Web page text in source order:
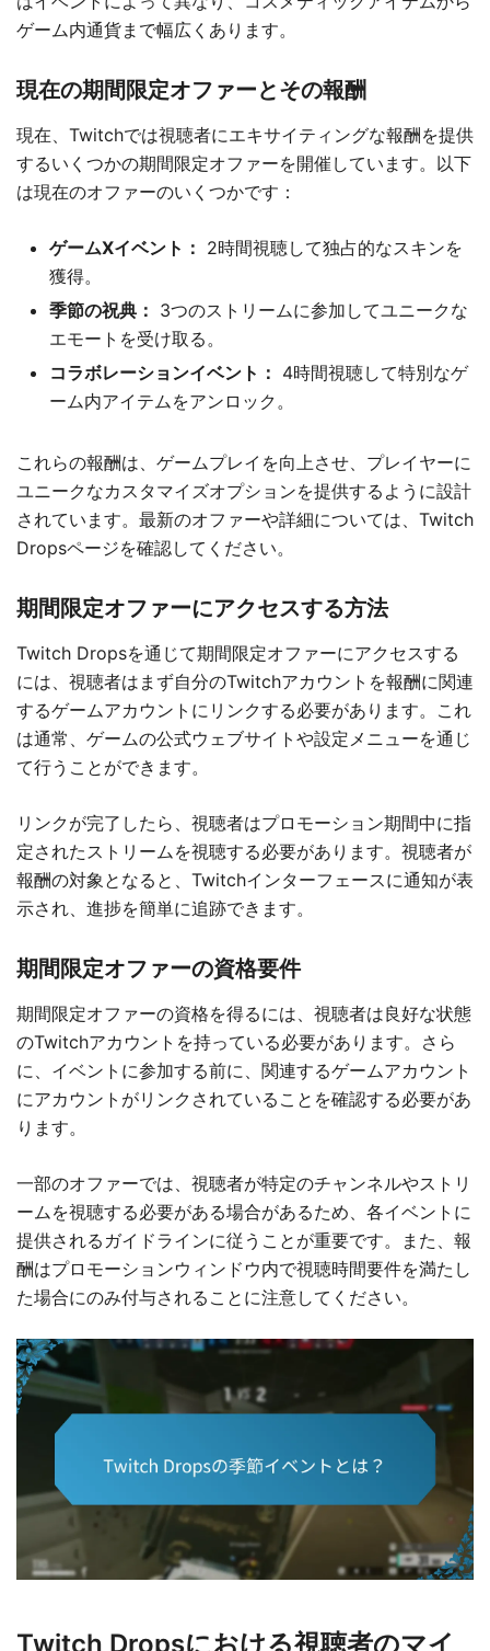
ゲーム内通貨まで幅広くあります。
現在の期間限定オファーとその報酬
現在、Twitchでは視聴者にエキサイティングな報酬を提供
するいくつかの期間限定オファーを開催しています。以下
は現在のオファーのいくつかです：
ゲームXイベント： 2時間視聴して独占的なスキンを
獲得。
季節の祝典： 3つのストリームに参加してユニークな
エモートを受け取る。
コラボレーションイベント： 4時間視聴して特別なゲ
ーム内アイテムをアンロック。
これらの報酬は、ゲームプレイを向上させ、プレイヤーに
ユニークなカスタマイズオプションを提供するように設計
されています。最新のオファーや詳細については、Twitch
Dropsページを確認してください。
期間限定オファーにアクセスする方法
Twitch Dropsを通じて期間限定オファーにアクセスする
には、視聴者はまず自分のTwitchアカウントを報酬に関連
するゲームアカウントにリンクする必要があります。これ
は通常、ゲームの公式ウェブサイトや設定メニューを通じ
て行うことができます。
リンクが完了したら、視聴者はプロモーション期間中に指
定されたストリームを視聴する必要があります。視聴者が
報酬の対象となると、Twitchインターフェースに通知が表
示され、進捗を簡単に追跡できます。
期間限定オファーの資格要件
期間限定オファーの資格を得るには、視聴者は良好な状態
のTwitchアカウントを持っている必要があります。さら
に、イベントに参加する前に、関連するゲームアカウント
にアカウントがリンクされていることを確認する必要があ
ります。
一部のオファーでは、視聴者が特定のチャンネルやストリ
ームを視聴する必要がある場合があるため、各イベントに
提供されるガイドラインに従うことが重要です。また、報
酬はプロモーションウィンドウ内で視聴時間要件を満たし
た場合にのみ付与されることに注意してください。
Twitch Dropsにおける視聴者のマイ